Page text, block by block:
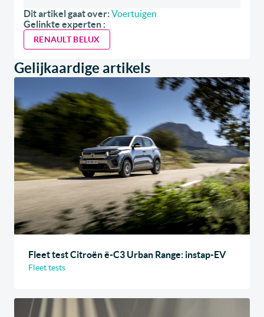
Dit artikel gaat over:Voertuigen
Gelinkte experten :
RENAULT BELUX
Gelijkaardige artikels
Fleet test Citroën ë-C3 Urban Range: instap-EV
Fleet tests